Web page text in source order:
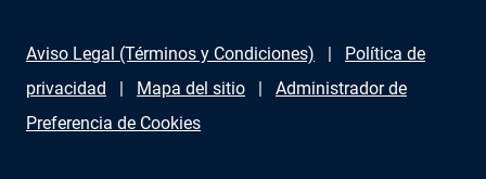
Aviso Legal (Términos y Condiciones)
Política de
privacidad
Mapa del sitio
Administrador de
Preferencia de Cookies